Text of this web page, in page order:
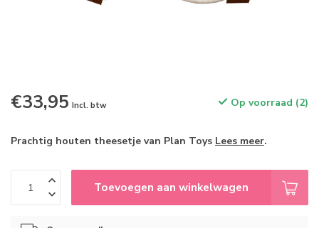
€33,95 Incl. btw Op voorraad (2)
Prachtig houten theesetje van Plan Toys Lees meer.
Toevoegen aan winkelwagen